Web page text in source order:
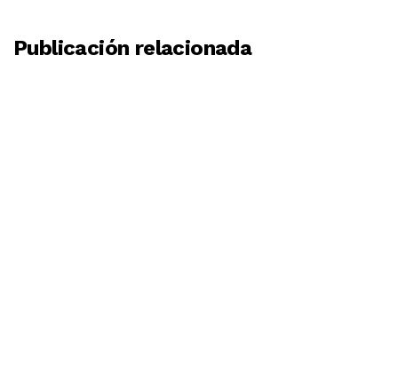
Publicación relacionada